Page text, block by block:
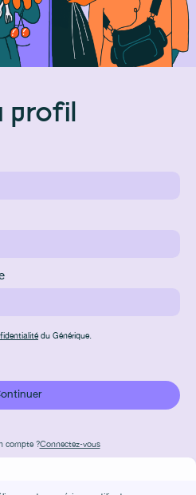
profil
du Générique.
compte ?Connectez-vous